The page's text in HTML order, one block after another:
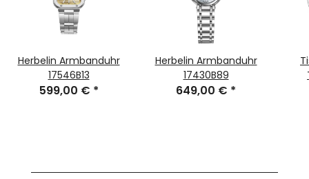
Herbelin Armbanduhr
17546B13
599,00 € *
Herbelin Armbanduhr
17430B89
649,00 € *